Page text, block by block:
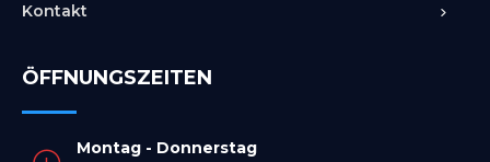
Kontakt
ÖFFNUNGSZEITEN
Montag - Donnerstag